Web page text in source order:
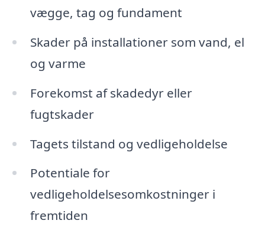
vægge, tag og fundament
Skader på installationer som vand, el
og varme
Forekomst af skadedyr eller
fugtskader
Tagets tilstand og vedligeholdelse
Potentiale for
vedligeholdelsesomkostninger i
fremtiden